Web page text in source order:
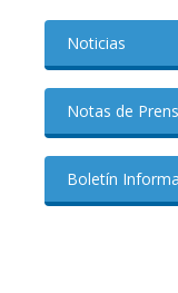
Noticias
Notas de
Boletín